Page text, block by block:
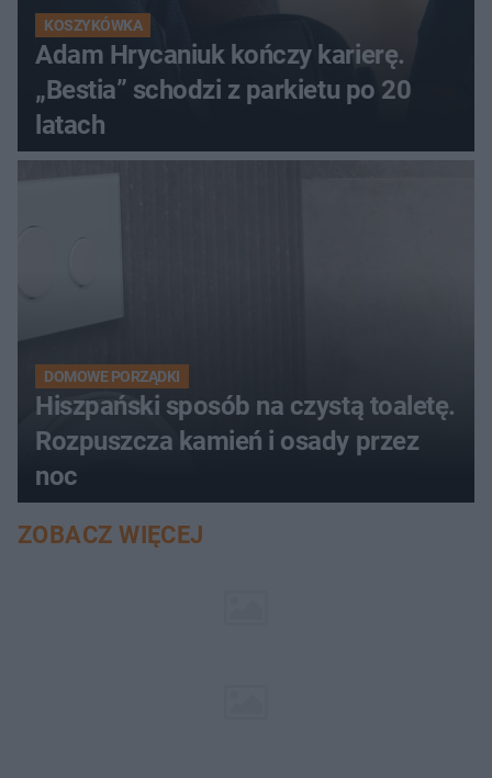
KOSZYKÓWKA
Adam Hrycaniuk kończy karierę.
„Bestia” schodzi z parkietu po 20
latach
DOMOWE PORZĄDKI
Hiszpański sposób na czystą toaletę.
Rozpuszcza kamień i osady przez
noc
ZOBACZ WIĘCEJ